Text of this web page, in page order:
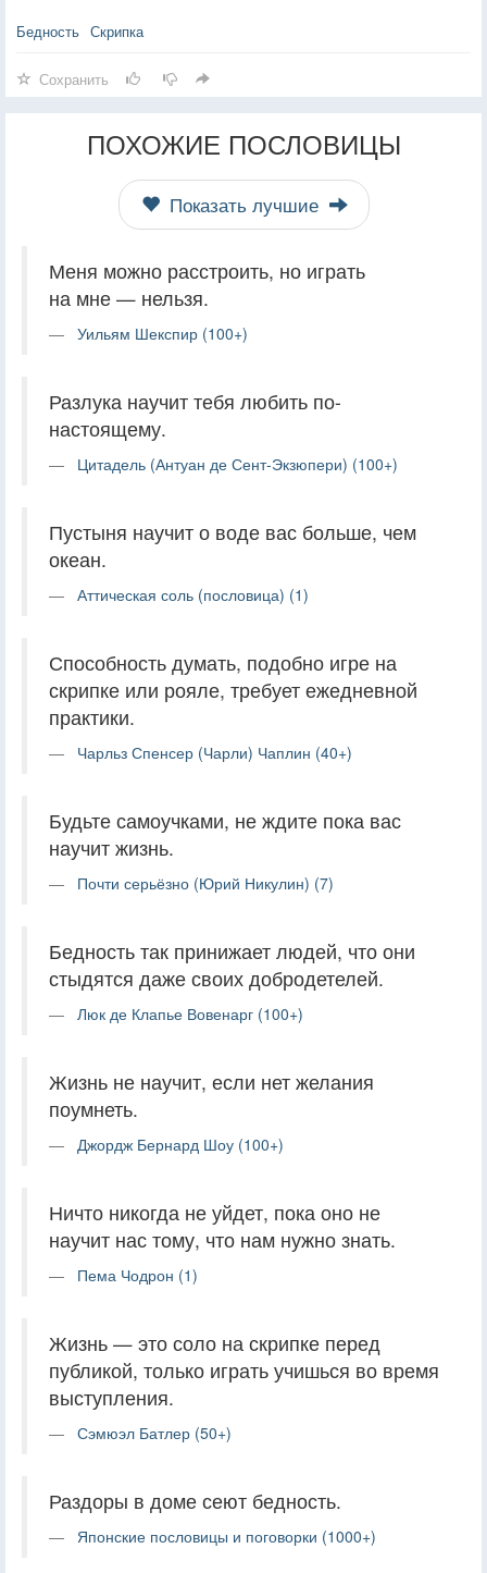
Бедность Скрипка
Сохранить
ПОХОЖИЕ ПОСЛОВИЦЫ
Показать лучшие
Меня можно расстроить, но играть
на мне — нельзя.
Уильям Шекспир (100+)
Разлука научит тебя любить по-
настоящему.
Цитадель (Антуан де Сент-Экзюпери) (100+)
Пустыня научит о воде вас больше, чем
океан.
Аттическая соль (пословица) (1)
Способность думать, подобно игре на
скрипке или рояле, требует ежедневной
практики.
Чарльз Спенсер (Чарли) Чаплин (40+)
Будьте самоучками, не ждите пока вас
научит жизнь.
Почти серьёзно (Юрий Никулин) (7)
Бедность так принижает людей, что они
стыдятся даже своих добродетелей.
Люк де Клапье Вовенарг (100+)
Жизнь не научит, если нет желания
поумнеть.
Джордж Бернард Шоу (100+)
Ничто никогда не уйдет, пока оно не
научит нас тому, что нам нужно знать.
Пема Чодрон (1)
Жизнь — это соло на скрипке перед
публикой, только играть учишься во время
выступления.
Сэмюэл Батлер (50+)
Раздоры в доме сеют бедность.
Японские пословицы и поговорки (1000+)